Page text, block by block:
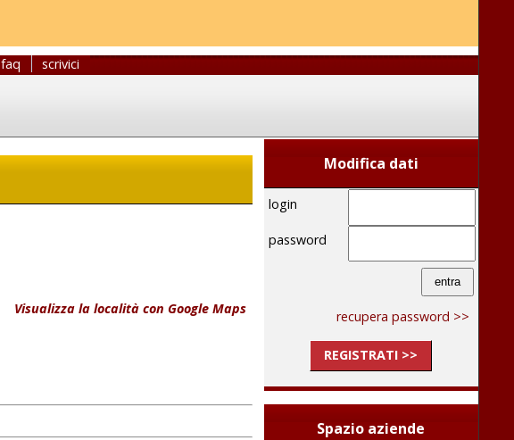
faq scrivici
Visualizza la località con Google Maps
Modifica dati
login
password
recupera password >>
REGISTRATI >>
Spazio aziende